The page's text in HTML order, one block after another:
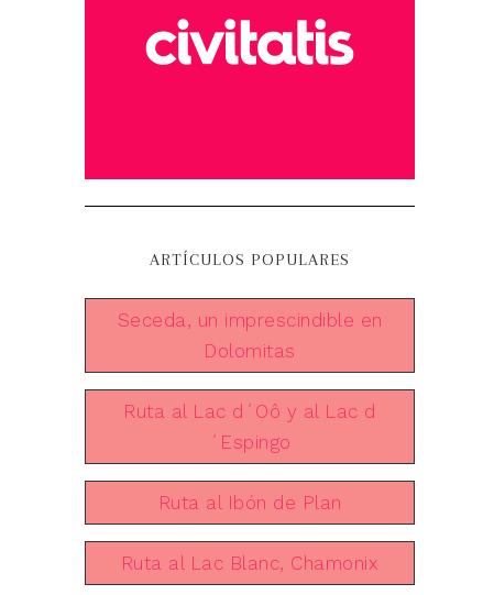
ARTÍCULOS POPULARES
Seceda, un imprescindible en
Dolomitas
Ruta al Lac d´Oô y al Lac d
´Espingo
Ruta al Ibón de Plan
Ruta al Lac Blanc, Chamonix